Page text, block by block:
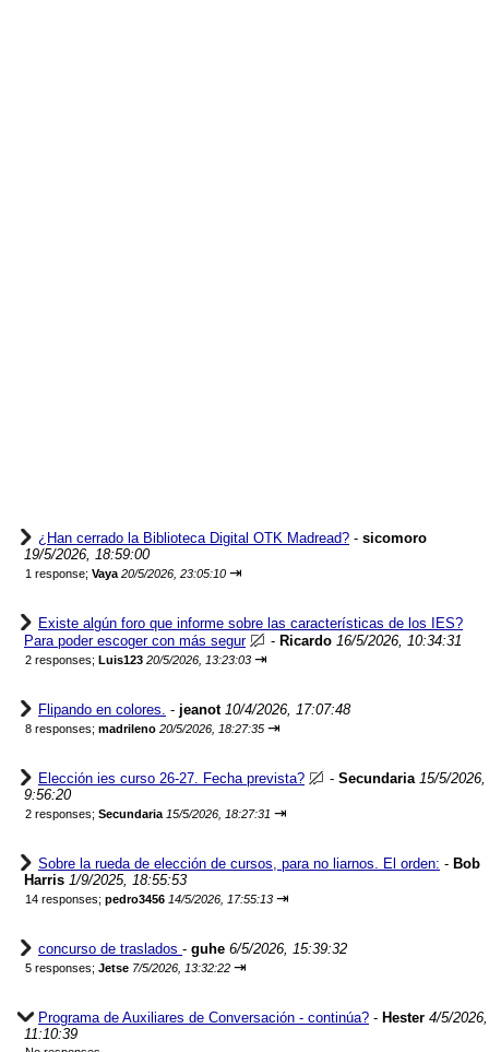
¿Han cerrado la Biblioteca Digital OTK Madread? - sicomoro
19/5/2026, 18:59:00
1 response; Vaya 20/5/2026, 23:05:10 ⇥
Existe algún foro que informe sobre las características de los IES?
Para poder escoger con más segur
- Ricardo 16/5/2026, 10:34:31
2 responses; Luis123 20/5/2026, 13:23:03 ⇥
Flipando en colores. - jeanot 10/4/2026, 17:07:48
8 responses; madrileno 20/5/2026, 18:27:35 ⇥
Elección ies curso 26-27. Fecha prevista? - Secundaria 15/5/2026,
9:56:20
2 responses; Secundaria 15/5/2026, 18:27:31 ⇥
Sobre la rueda de elección de cursos, para no liarnos. El orden: - Bob
Harris 1/9/2025, 18:55:53
14 responses; pedro3456 14/5/2026, 17:55:13 ⇥
concurso de traslados - guhe 6/5/2026, 15:39:32
5 responses; Jetse 7/5/2026, 13:32:22 ⇥
Programa de Auxiliares de Conversación - continúa? - Hester 4/5/2026,
11:10:39